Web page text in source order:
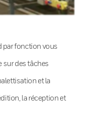
par fonction vous
sur des tâches
et la
la réception et